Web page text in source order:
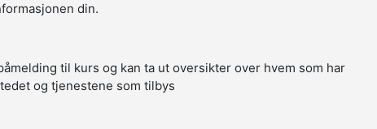
din.
til kurs og kan ta ut oversikter over hvem som har
og tjenestene som tilbys